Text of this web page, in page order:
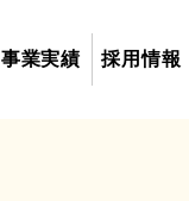
事業実績 採用情報